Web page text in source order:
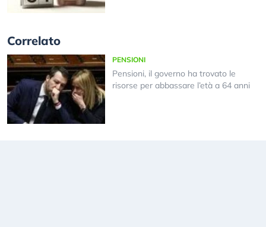
Correlato
PENSIONI
Pensioni, il governo ha trovato le
risorse per abbassare l’età a 64 anni